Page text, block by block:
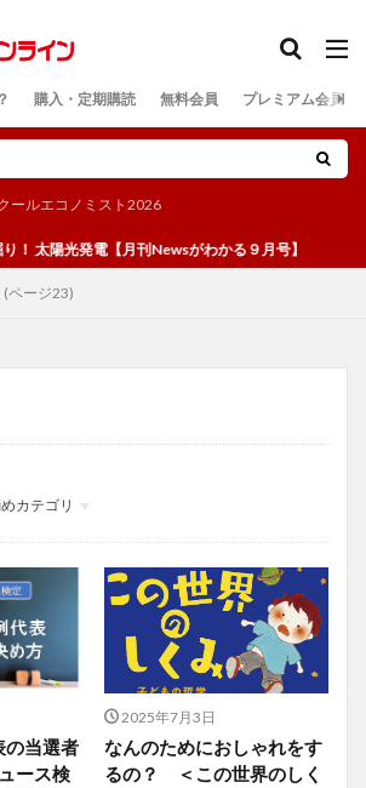
購入・定期購読 無料会員 プレミアム会員
ールエコノミスト2026
太陽光発電【月刊Newsがわかる９月号】
(ページ23)
カテゴリ
ガ
書籍
当選者
ース検
2025年7月3日
なんのためにおしゃれをす
るの？ ＜この世界のしく
検索